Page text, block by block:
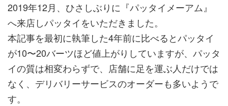
2019年12月、ひさしぶりに『パッタイメーアム』
へ来店しパッタイをいただきました。
本記事を最初に執筆した4年前に比べるとパッタイ
が10〜20バーツほど値上がりしていますが、パッタ
イの質は相変わらずで、店舗に足を運ぶ人だけでは
なく、デリバリーサービスのオーダーも多いようで
す。